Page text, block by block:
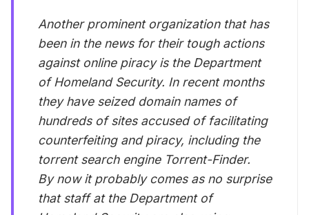
Another prominent organization that has
been in the news for their tough actions
against online piracy is the Department
of Homeland Security. In recent months
they have seized domain names of
hundreds of sites accused of facilitating
counterfeiting and piracy, including the
torrent search engine Torrent-Finder.
By now it probably comes as no surprise
that staff at the Department of